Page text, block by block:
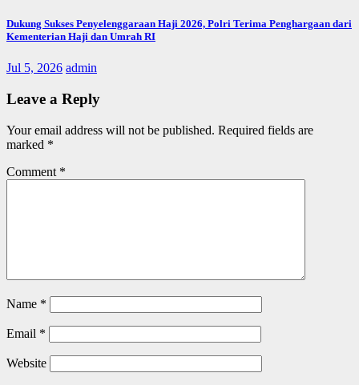
Dukung Sukses Penyelenggaraan Haji 2026, Polri Terima Penghargaan dari
Kementerian Haji dan Umrah RI
Jul 5, 2026 admin
Leave a Reply
Your email address will not be published. Required fields are
marked *
Comment *
Name *
Email *
Website